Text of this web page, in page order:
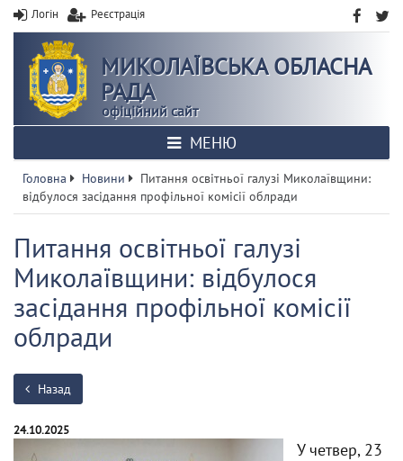
Логін Реєстрація
МИКОЛАЇВСЬКА ОБЛАСНА
РАДА
офіційний сайт
МЕНЮ
Головна Новини
Питання освітньої галузі Миколаївщини:
відбулося засідання профільної комісії облради
Питання освітньої галузі
Миколаївщини: відбулося
засідання профільної комісії
облради
Назад
24.10.2025
У четвер, 23